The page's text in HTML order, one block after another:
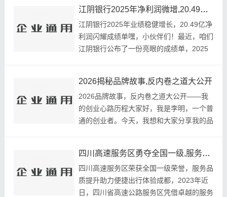
江阴银行2025年净利润微增,20.49亿成绩单亮相
江阴银行2025年业绩稳健增长，20.49亿净
利润闪耀成绩单嘿，小伙伴们！最近，咱们
江阴银行公布了一份亮眼的成绩单，2025
健发展道路上的一步坚实脚印。接下来，...
2026揭秘品牌故事,反内卷之道大公开
2026品牌故事，反内卷之道大公开——我
的创业心路历程大家好，我是李明，一个普
通的创业者。今天，我想和大家分享我的品
的那个夏天，我还在一家大型互联网... 四川高速服务区勇夺全国一级,服务品质再上新台阶
四川高速服务区荣获全国一级荣誉，服务品
质提升助力便捷出行体验成都，2023年近
日，四川省高速公路服务区凭借卓越的服务